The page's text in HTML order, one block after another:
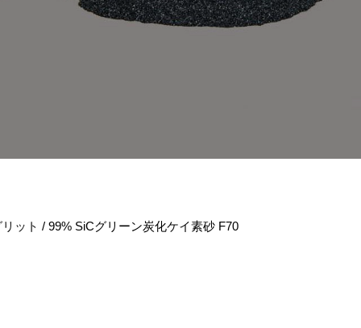
ット / 99% SiCグリーン炭化ケイ素砂 F70